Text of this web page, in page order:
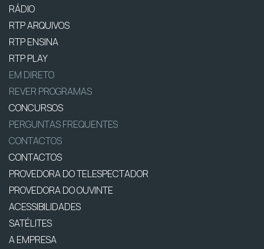
RÁDIO
RTP ARQUIVOS
RTP ENSINA
RTP PLAY
EM DIRETO
REVER PROGRAMAS
CONCURSOS
PERGUNTAS FREQUENTES
CONTACTOS
CONTACTOS
PROVEDORA DO TELESPECTADOR
PROVEDORA DO OUVINTE
ACESSIBILIDADES
SATÉLITES
A EMPRESA